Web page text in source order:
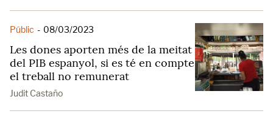
Públic - 08/03/2023
Les dones aporten més de la meitat
del PIB espanyol, si es té en compte
el treball no remunerat
Judit Castaño